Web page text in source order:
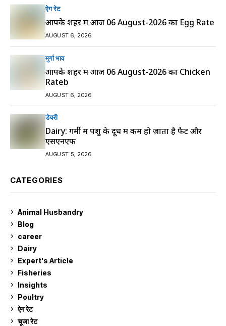
ऐग रेट
आपके शहर में आज 06 August-2026 का Egg Rate
AUGUST 6, 2026
मुर्गा भाव
आपके शहर में आज 06 August-2026 का Chicken
Rateb
AUGUST 6, 2026
डेयरी
Dairy: गर्मी में पशु के दूध में कम हो जाता है फैट और
एसएनएफ
AUGUST 5, 2026
CATEGORIES
Animal Husbandry
Blog
career
Dairy
Expert's Article
Fisheries
Insights
Poultry
ऐग रेट
चूजा रेट